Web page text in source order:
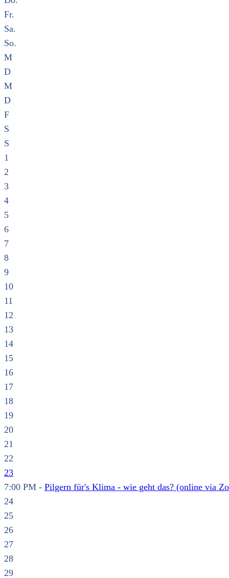
Fr.
Sa.
So.
M
D
M
D
F
S
S
1
2
3
4
5
6
7
8
9
10
11
12
13
14
15
16
17
18
19
20
21
22
23
7:00 PM - Pilgern für's Klima - wie geht das? (online via
24
25
26
27
28
29